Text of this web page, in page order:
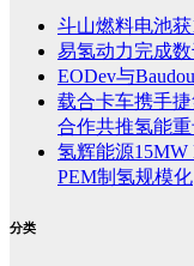
斗山燃料电池
易氢动力完成
EODev与
载合卡车携手
合作共推氢能重
氢辉能源
PEM制氢规模化
分类